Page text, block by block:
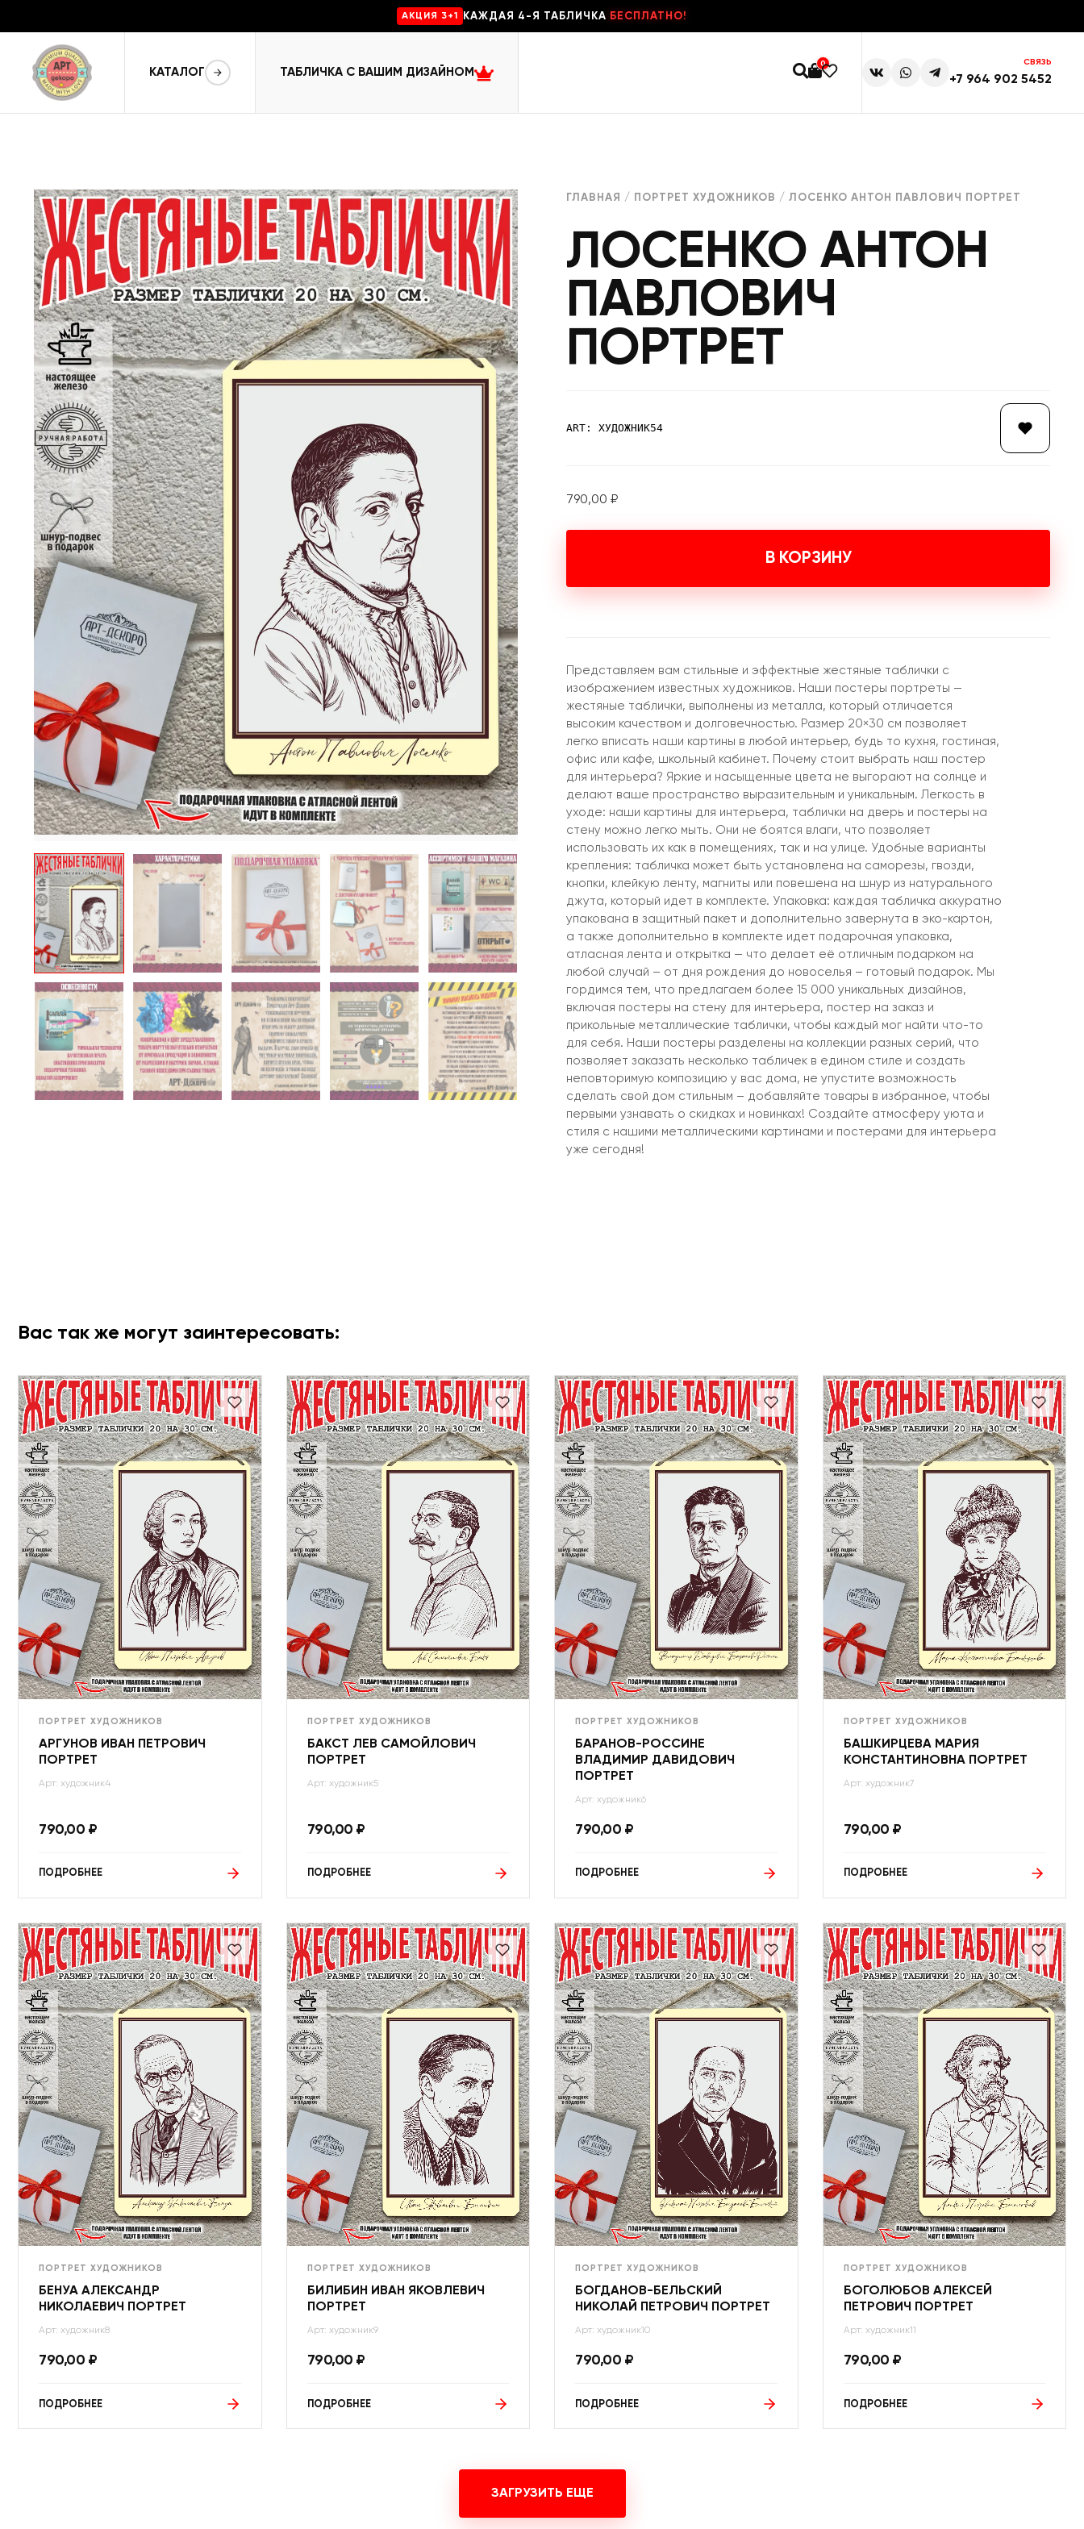
AKЦИЯ 3+1 КАЖДАЯ 4-Я ТАБЛИЧКА БЕСПЛАТНО!
КАТАЛОГ ТАБЛИЧКА С ВАШИМ ДИЗАЙНОМ
0 СВЯЗЬ
+7 964 902 5452
ГЛАВНАЯ / ПОРТРЕТ ХУДОЖНИКОВ / ЛОСЕНКО АНТОН ПАВЛОВИЧ ПОРТРЕТ
ЛОСЕНКО АНТОН
ПАВЛОВИЧ
ПОРТРЕТ
ART: ХУДОЖНИК54
790,00 ₽
В КОРЗИНУ
Представляем вам стильные и эффектные жестяные таблички с
изображением известных художников. Наши постеры портреты —
жестяные таблички, выполнены из металла, который отличается
высоким качеством и долговечностью. Размер 20×30 см позволяет
легко вписать наши картины в любой интерьер, будь то кухня, гостиная,
офис или кафе, школьный кабинет. Почему стоит выбрать наш постер
для интерьера? Яркие и насыщенные цвета не выгорают на солнце и
делают ваше пространство выразительным и уникальным. Легкость в
уходе: наши картины для интерьера, таблички на дверь и постеры на
стену можно легко мыть. Они не боятся влаги, что позволяет
использовать их как в помещениях, так и на улице. Удобные варианты
крепления: табличка может быть установлена на саморезы, гвозди,
кнопки, клейкую ленту, магниты или повешена на шнур из натурального
джута, который идет в комплекте. Упаковка: каждая табличка аккуратно
упакована в защитный пакет и дополнительно завернута в эко-картон,
а также дополнительно в комплекте идет подарочная упаковка,
атласная лента и открытка — что делает её отличным подарком на
любой случай – от дня рождения до новоселья – готовый подарок. Мы
гордимся тем, что предлагаем более 15 000 уникальных дизайнов,
включая постеры на стену для интерьера, постер на заказ и
прикольные металлические таблички, чтобы каждый мог найти что-то
для себя. Наши постеры разделены на коллекции разных серий, что
позволяет заказать несколько табличек в едином стиле и создать
неповторимую композицию у вас дома, не упустите возможность
сделать свой дом стильным – добавляйте товары в избранное, чтобы
первыми узнавать о скидках и новинках! Создайте атмосферу уюта и
стиля с нашими металлическими картинами и постерами для интерьера
уже сегодня!
Вас так же могут заинтересовать:
ПОРТРЕТ ХУДОЖНИКОВ
АРГУНОВ ИВАН ПЕТРОВИЧ
ПОРТРЕТ
Арт: художник4
790,00 ₽
ПОДРОБНЕЕ
ПОРТРЕТ ХУДОЖНИКОВ
БАКСТ ЛЕВ САМОЙЛОВИЧ
ПОРТРЕТ
Арт: художник5
790,00 ₽
ПОДРОБНЕЕ
ПОРТРЕТ ХУДОЖНИКОВ
БАРАНОВ-РОССИНЕ
ВЛАДИМИР ДАВИДОВИЧ
ПОРТРЕТ
Арт: художник6
790,00 ₽
ПОДРОБНЕЕ
ПОРТРЕТ ХУДОЖНИКОВ
БАШКИРЦЕВА МАРИЯ
КОНСТАНТИНОВНА ПОРТРЕТ
Арт: художник7
790,00 ₽
ПОДРОБНЕЕ
ПОРТРЕТ ХУДОЖНИКОВ
БЕНУА АЛЕКСАНДР
НИКОЛАЕВИЧ ПОРТРЕТ
Арт: художник8
790,00 ₽
ПОДРОБНЕЕ
ПОРТРЕТ ХУДОЖНИКОВ
БИЛИБИН ИВАН ЯКОВЛЕВИЧ
ПОРТРЕТ
Арт: художник9
790,00 ₽
ПОДРОБНЕЕ
ПОРТРЕТ ХУДОЖНИКОВ
БОГДАНОВ-БЕЛЬСКИЙ
НИКОЛАЙ ПЕТРОВИЧ ПОРТРЕТ
Арт: художник10
790,00 ₽
ПОДРОБНЕЕ
ПОРТРЕТ ХУДОЖНИКОВ
БОГОЛЮБОВ АЛЕКСЕЙ
ПЕТРОВИЧ ПОРТРЕТ
Арт: художник11
790,00 ₽
ПОДРОБНЕЕ
ЗАГРУЗИТЬ ЕЩЕ